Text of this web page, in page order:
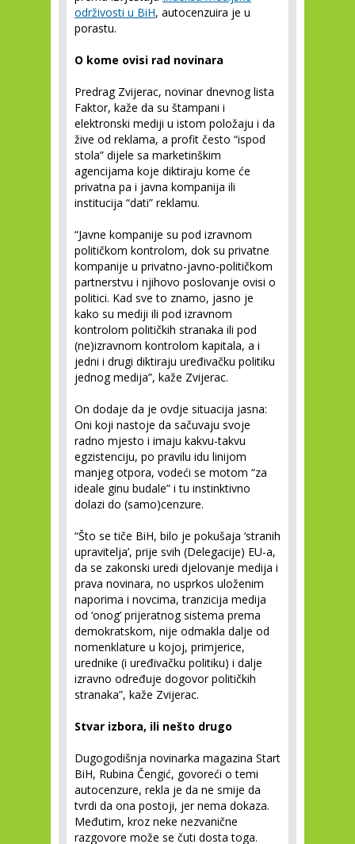
održivosti u BiH, autocenzuira je u
porastu.
O kome ovisi rad novinara
Predrag Zvijerac, novinar dnevnog lista
Faktor, kaže da su štampani i
elektronski mediji u istom položaju i da
žive od reklama, a profit često “ispod
stola” dijele sa marketinškim
agencijama koje diktiraju kome će
privatna pa i javna kompanija ili
institucija “dati” reklamu.
“Javne kompanije su pod izravnom
političkom kontrolom, dok su privatne
kompanije u privatno-javno-političkom
partnerstvu i njihovo poslovanje ovisi o
politici. Kad sve to znamo, jasno je
kako su mediji ili pod izravnom
kontrolom političkih stranaka ili pod
(ne)izravnom kontrolom kapitala, a i
jedni i drugi diktiraju uređivačku politiku
jednog medija”, kaže Zvijerac.
On dodaje da je ovdje situacija jasna:
Oni koji nastoje da sačuvaju svoje
radno mjesto i imaju kakvu-takvu
egzistenciju, po pravilu idu linijom
manjeg otpora, vodeći se motom “za
ideale ginu budale” i tu instinktivno
dolazi do (samo)cenzure.
“Što se tiče BiH, bilo je pokušaja ‘stranih
upravitelja’, prije svih (Delegacije) EU-a,
da se zakonski uredi djelovanje medija i
prava novinara, no usprkos uloženim
naporima i novcima, tranzicija medija
od ‘onog’ prijeratnog sistema prema
demokratskom, nije odmakla dalje od
nomenklature u kojoj, primjerice,
urednike (i uređivačku politiku) i dalje
izravno određuje dogovor političkih
stranaka”, kaže Zvijerac.
Stvar izbora, ili nešto drugo
Dugogodišnja novinarka magazina Start
BiH, Rubina Čengić, govoreći o temi
autocenzure, rekla je da ne smije da
tvrdi da ona postoji, jer nema dokaza.
Međutim, kroz neke nezvanične
razgovore može se čuti dosta toga.